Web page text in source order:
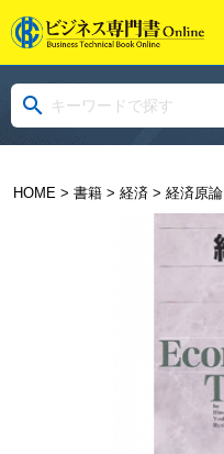
HOME> 書籍> 経済 > 経済原論